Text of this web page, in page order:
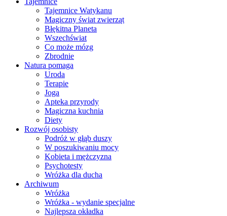
Tajemnice Watykanu
Magiczny świat zwierząt
Błękitna Planeta
Wszechświat
Co może mózg
Zbrodnie
Natura pomaga
Uroda
Terapie
Joga
Apteka przyrody
Magiczna kuchnia
Diety
Rozwój osobisty
Podróż w głąb duszy
W poszukiwaniu mocy
Kobieta i mężczyzna
Psychotesty
Wróżka dla ducha
Archiwum
Wróżka
Wróżka - wydanie specjalne
Najlepsza okładka